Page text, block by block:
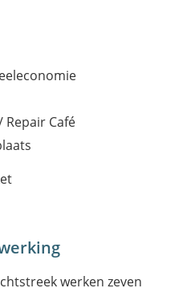
Café
werken zeven